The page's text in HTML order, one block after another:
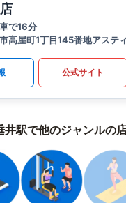
で16分
高屋町1丁目145番地アステ
公式サイト
井駅で他のジャンルの